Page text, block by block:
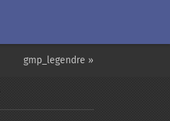
gmp_legendre »